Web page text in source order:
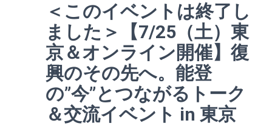
＜このイベントは終了し
ました＞【7/25（土）東
京＆オンライン開催】復
興のその先へ。能登
の”今”とつながるトーク
＆交流イベント in 東京